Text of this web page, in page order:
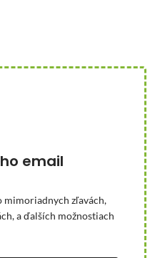
email
mimoriadnych zľavách,
a ďalších možnostiach